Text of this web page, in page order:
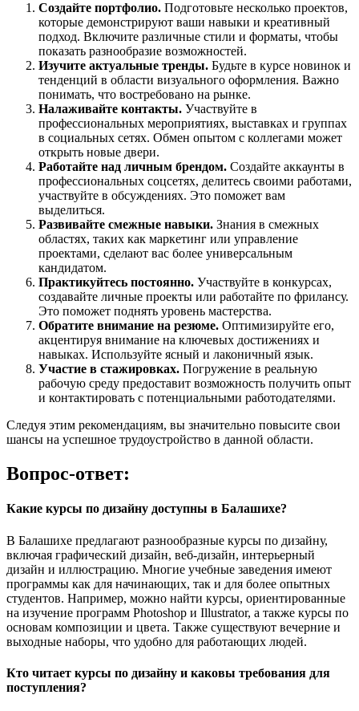
Создайте портфолио. Подготовьте несколько проектов,
которые демонстрируют ваши навыки и креативный
подход. Включите различные стили и форматы, чтобы
показать разнообразие возможностей.
Изучите актуальные тренды. Будьте в курсе новинок и
тенденций в области визуального оформления. Важно
понимать, что востребовано на рынке.
Налаживайте контакты. Участвуйте в
профессиональных мероприятиях, выставках и группах
в социальных сетях. Обмен опытом с коллегами может
открыть новые двери.
Работайте над личным брендом. Создайте аккаунты в
профессиональных соцсетях, делитесь своими работами,
участвуйте в обсуждениях. Это поможет вам
выделиться.
Развивайте смежные навыки. Знания в смежных
областях, таких как маркетинг или управление
проектами, сделают вас более универсальным
кандидатом.
Практикуйтесь постоянно. Участвуйте в конкурсах,
создавайте личные проекты или работайте по фрилансу.
Это поможет поднять уровень мастерства.
Обратите внимание на резюме. Оптимизируйте его,
акцентируя внимание на ключевых достижениях и
навыках. Используйте ясный и лаконичный язык.
Участие в стажировках. Погружение в реальную
рабочую среду предоставит возможность получить опыт
и контактировать с потенциальными работодателями.
Следуя этим рекомендациям, вы значительно повысите свои
шансы на успешное трудоустройство в данной области.
Вопрос-ответ:
Какие курсы по дизайну доступны в Балашихе?
В Балашихе предлагают разнообразные курсы по дизайну,
включая графический дизайн, веб-дизайн, интерьерный
дизайн и иллюстрацию. Многие учебные заведения имеют
программы как для начинающих, так и для более опытных
студентов. Например, можно найти курсы, ориентированные
на изучение программ Photoshop и Illustrator, а также курсы по
основам композиции и цвета. Также существуют вечерние и
выходные наборы, что удобно для работающих людей.
Кто читает курсы по дизайну и каковы требования для
поступления?